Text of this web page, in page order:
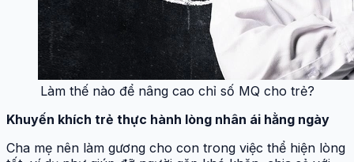
Làm thế nào để nâng cao chỉ số MQ cho trẻ?
Khuyến khích trẻ thực hành lòng nhân ái hằng ngày
Cha mẹ nên làm gương cho con trong việc thể hiện lòng